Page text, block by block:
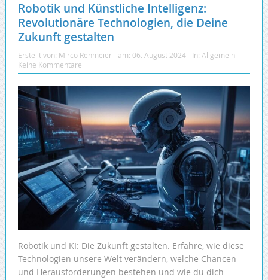
Robotik und Künstliche Intelligenz:
Revolutionäre Technologien, die Deine
Zukunft gestalten
Erstellt von: Mirco Rehmeier am: 06. August 2024 In: Allgemein
Keine Kommentare
Robotik und KI: Die Zukunft gestalten. Erfahre, wie diese
Technologien unsere Welt verändern, welche Chancen
und Herausforderungen bestehen und wie du dich